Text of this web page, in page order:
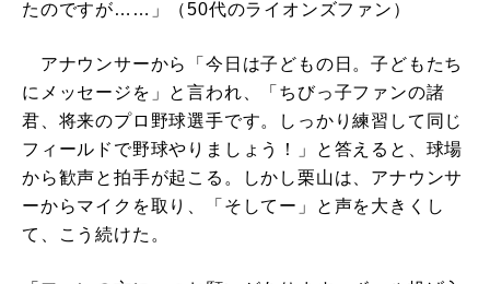
たのですが……」（50代のライオンズファン）
アナウンサーから「今日は子どもの日。子どもたち
にメッセージを」と言われ、「ちびっ子ファンの諸
君、将来のプロ野球選手です。しっかり練習して同じ
フィールドで野球やりましょう！」と答えると、球場
から歓声と拍手が起こる。しかし栗山は、アナウンサ
ーからマイクを取り、「そしてー」と声を大きくし
て、こう続けた。